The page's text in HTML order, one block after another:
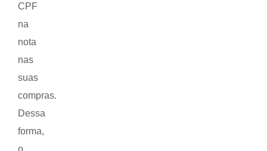
CPF
na
nota
nas
suas
compras.
Dessa
forma,
o